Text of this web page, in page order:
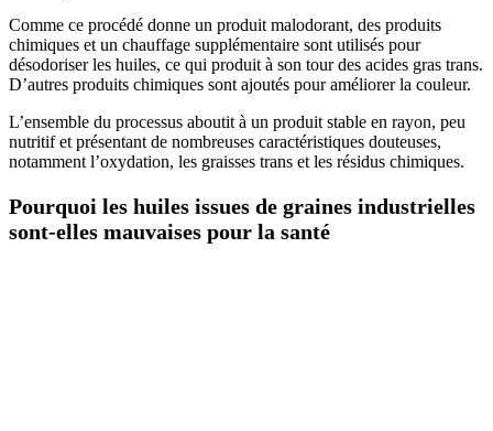
Comme ce procédé donne un produit malodorant, des produits
chimiques et un chauffage supplémentaire sont utilisés pour
désodoriser les huiles, ce qui produit à son tour des acides gras trans.
D’autres produits chimiques sont ajoutés pour améliorer la couleur.
L’ensemble du processus aboutit à un produit stable en rayon, peu
nutritif et présentant de nombreuses caractéristiques douteuses,
notamment l’oxydation, les graisses trans et les résidus chimiques.
Pourquoi les huiles issues de graines industrielles
sont-elles mauvaises pour la santé